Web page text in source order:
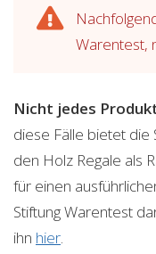
Warentest,
Nicht jedes
diese Fälle bietet die
den Holz Regale als
für einen
Stiftung Warentest
ihn hier.